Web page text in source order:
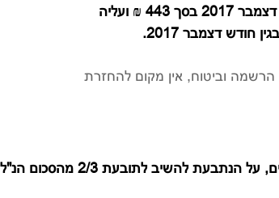
השופט קבע כי הגיע לנתבעת שכר עבור 7 ימים בחודש דצמבר 2017 בסך 443 ₪ ועליה
₪ ששולם עבור דמי הרשמה וביטוח, אין מקום להחזרת